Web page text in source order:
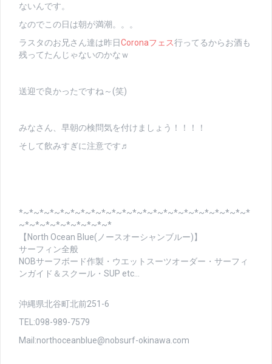
ないんです。
なのでこの日は朝が満潮。。。
ラスタのお兄さん達は昨日Coronaフェス行ってるからお酒も
残ってたんじゃないのかなｗ
送迎で良かったですね～(笑)
みなさん、早朝の検問気を付けましょう！！！！
そして飲みすぎに注意です♬
*~*~*~*~*~*~*~*~*~*~*~*~*~*~*~*~*~*~*~*~*~*~*
~*~*~*~*~*~*~*~*~*
【North Ocean Blue(ノースオーシャンブルー)】
サーフィン全般
NOBサーフボード作製・ウエットスーツオーダー・サーフィ
ンガイド＆スクール・SUP etc…
沖縄県北谷町北前251-6
TEL:098-989-7579
Mail:northoceanblue@nobsurf-okinawa.com